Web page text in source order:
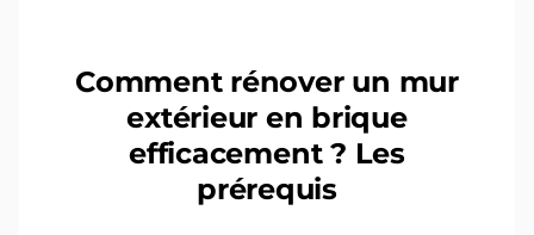
Comment rénover un mur
extérieur en brique
efficacement ? Les
prérequis